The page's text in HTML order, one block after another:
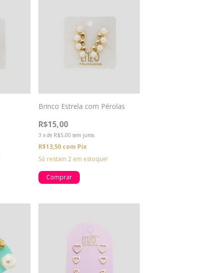
Brinco Estrela com Pérolas
R$15,00
3 x de R$5,00 sem juros
R$13,50 com Pix
Só restam 2em estoque!